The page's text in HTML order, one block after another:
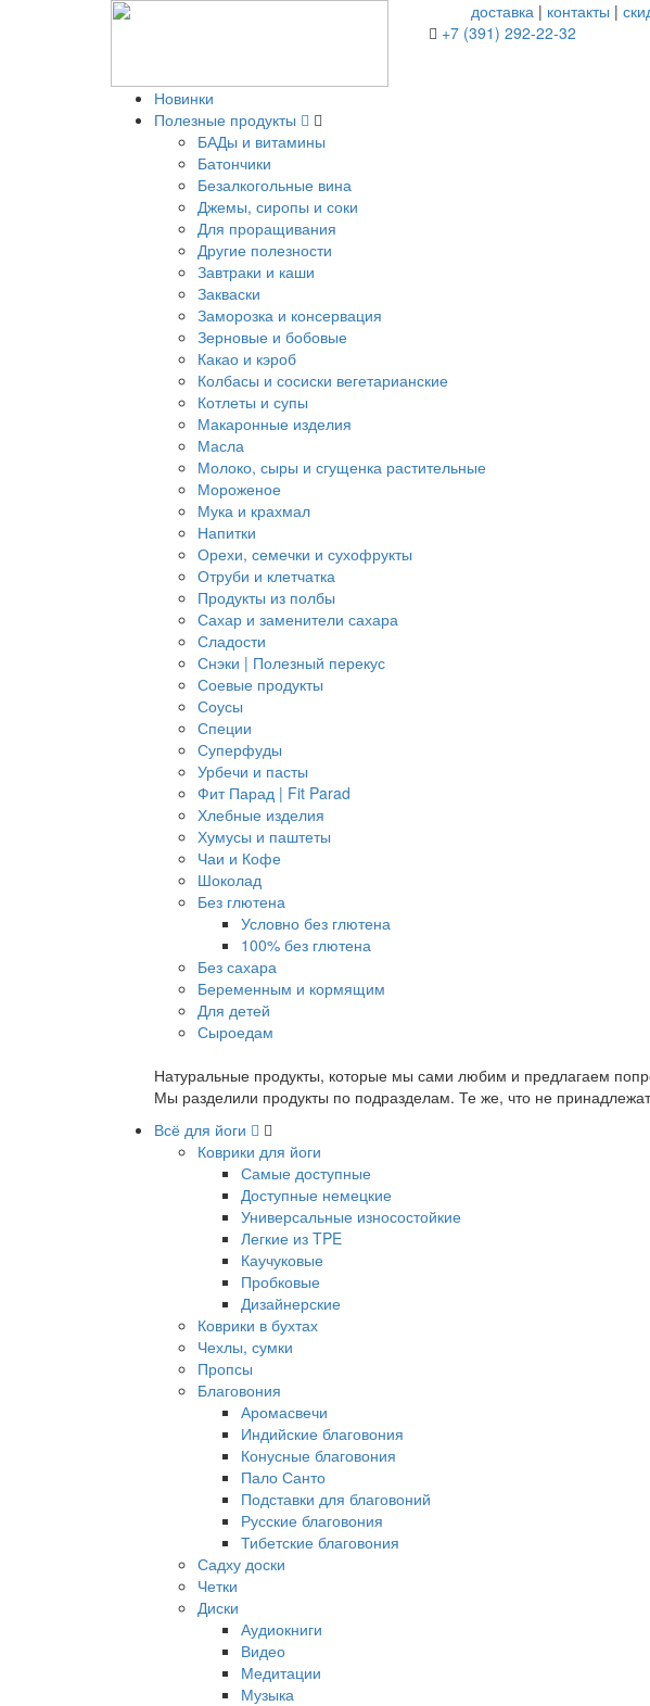
доставка | контакты |
+7 (391) 292-22-32
Новинки
Полезные продукты
БАДы и витамины
Батончики
Безалкогольные вина
Джемы, сиропы и соки
Для проращивания
Другие полезности
Завтраки и каши
Закваски
Заморозка и консервация
Зерновые и бобовые
Какао и кэроб
Колбасы и сосиски вегетарианские
Котлеты и супы
Макаронные изделия
Масла
Молоко, сыры и сгущенка растительные
Мороженое
Мука и крахмал
Напитки
Орехи, семечки и сухофрукты
Отруби и клетчатка
Продукты из полбы
Сахар и заменители сахара
Сладости
Снэки | Полезный перекус
Соевые продукты
Соусы
Специи
Суперфуды
Урбечи и пасты
Фит Парад | Fit Parad
Хлебные изделия
Хумусы и паштеты
Чаи и Кофе
Шоколад
Без глютена
Условно без глютена
100% без глютена
Без сахара
Беременным и кормящим
Для детей
Сыроедам
Натуральные продукты, которые мы сами любим и предлагаем
Мы разделили продукты по подразделам. Те же, что не
Всё для йоги
Коврики для йоги
Самые доступные
Доступные немецкие
Универсальные износостойкие
Легкие из TPE
Каучуковые
Пробковые
Дизайнерские
Коврики в бухтах
Чехлы, сумки
Пропсы
Благовония
Аромасвечи
Индийские благовония
Конусные благовония
Пало Санто
Подставки для благовоний
Русские благовония
Тибетские благовония
Садху доски
Четки
Диски
Аудиокниги
Видео
Медитации
Музыка